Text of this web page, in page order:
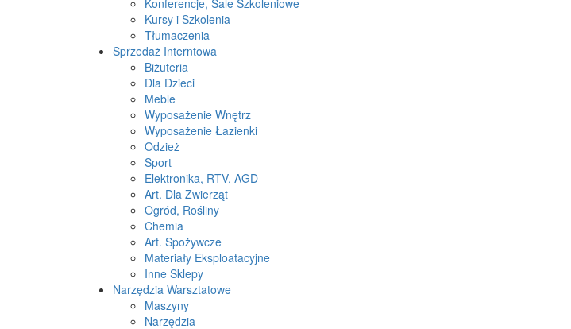
Konferencje, Sale Szkoleniowe
Kursy i Szkolenia
Tłumaczenia
Sprzedaż Interntowa
Biżuteria
Dla Dzieci
Meble
Wyposażenie Wnętrz
Wyposażenie Łazienki
Odzież
Sport
Elektronika, RTV, AGD
Art. Dla Zwierząt
Ogród, Rośliny
Chemia
Art. Spożywcze
Materiały Eksploatacyjne
Inne Sklepy
Narzędzia Warsztatowe
Maszyny
Narzędzia